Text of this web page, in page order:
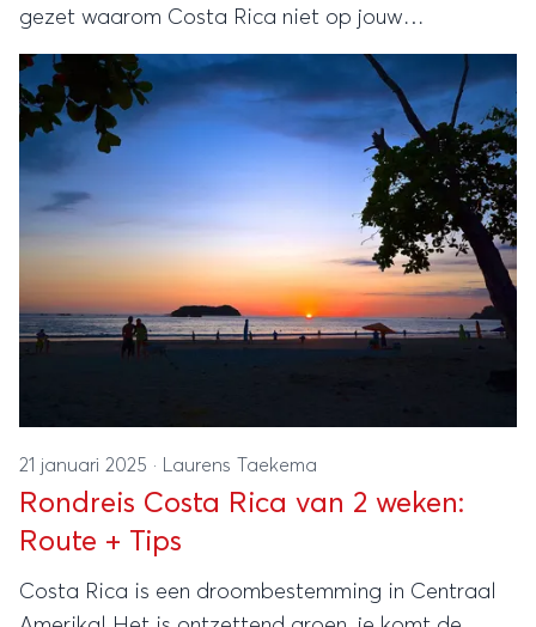
gezet waarom Costa Rica niet op jouw
wensenlijstje mag ontbreken. Want naast het
geweldige landschap heeft het land nog veel meer
te bieden!
21 januari 2025 · Laurens Taekema
Rondreis Costa Rica van 2 weken:
Route + Tips
Costa Rica is een droombestemming in Centraal